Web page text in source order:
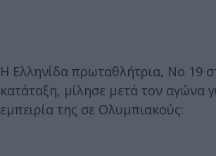
Η Ελληνίδα πρωταθλήτρια, Νο 19
κατάταξη, μίλησε μετά τον αγώνα
εμπειρία της σε Ολυμπιακούς: